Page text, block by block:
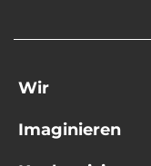
Wir
Imaginieren